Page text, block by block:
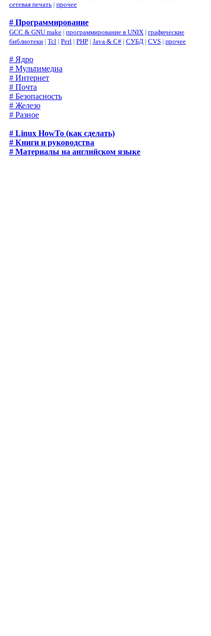
сетевая печать | прочее
# Программирование
GCC & GNU make | программирование в UNIX | графические
библиотеки | Tcl | Perl | PHP | Java & C# | СУБД | CVS | прочее
# Ядро
# Мультимедиа
# Интернет
# Почта
# Безопасность
# Железо
# Разное
# Linux HowTo (как сделать)
# Книги и руководства
# Материалы на английском языке